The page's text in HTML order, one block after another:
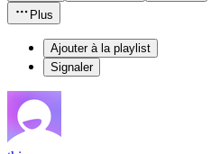
Plus
Ajouter à la playlist
Signaler